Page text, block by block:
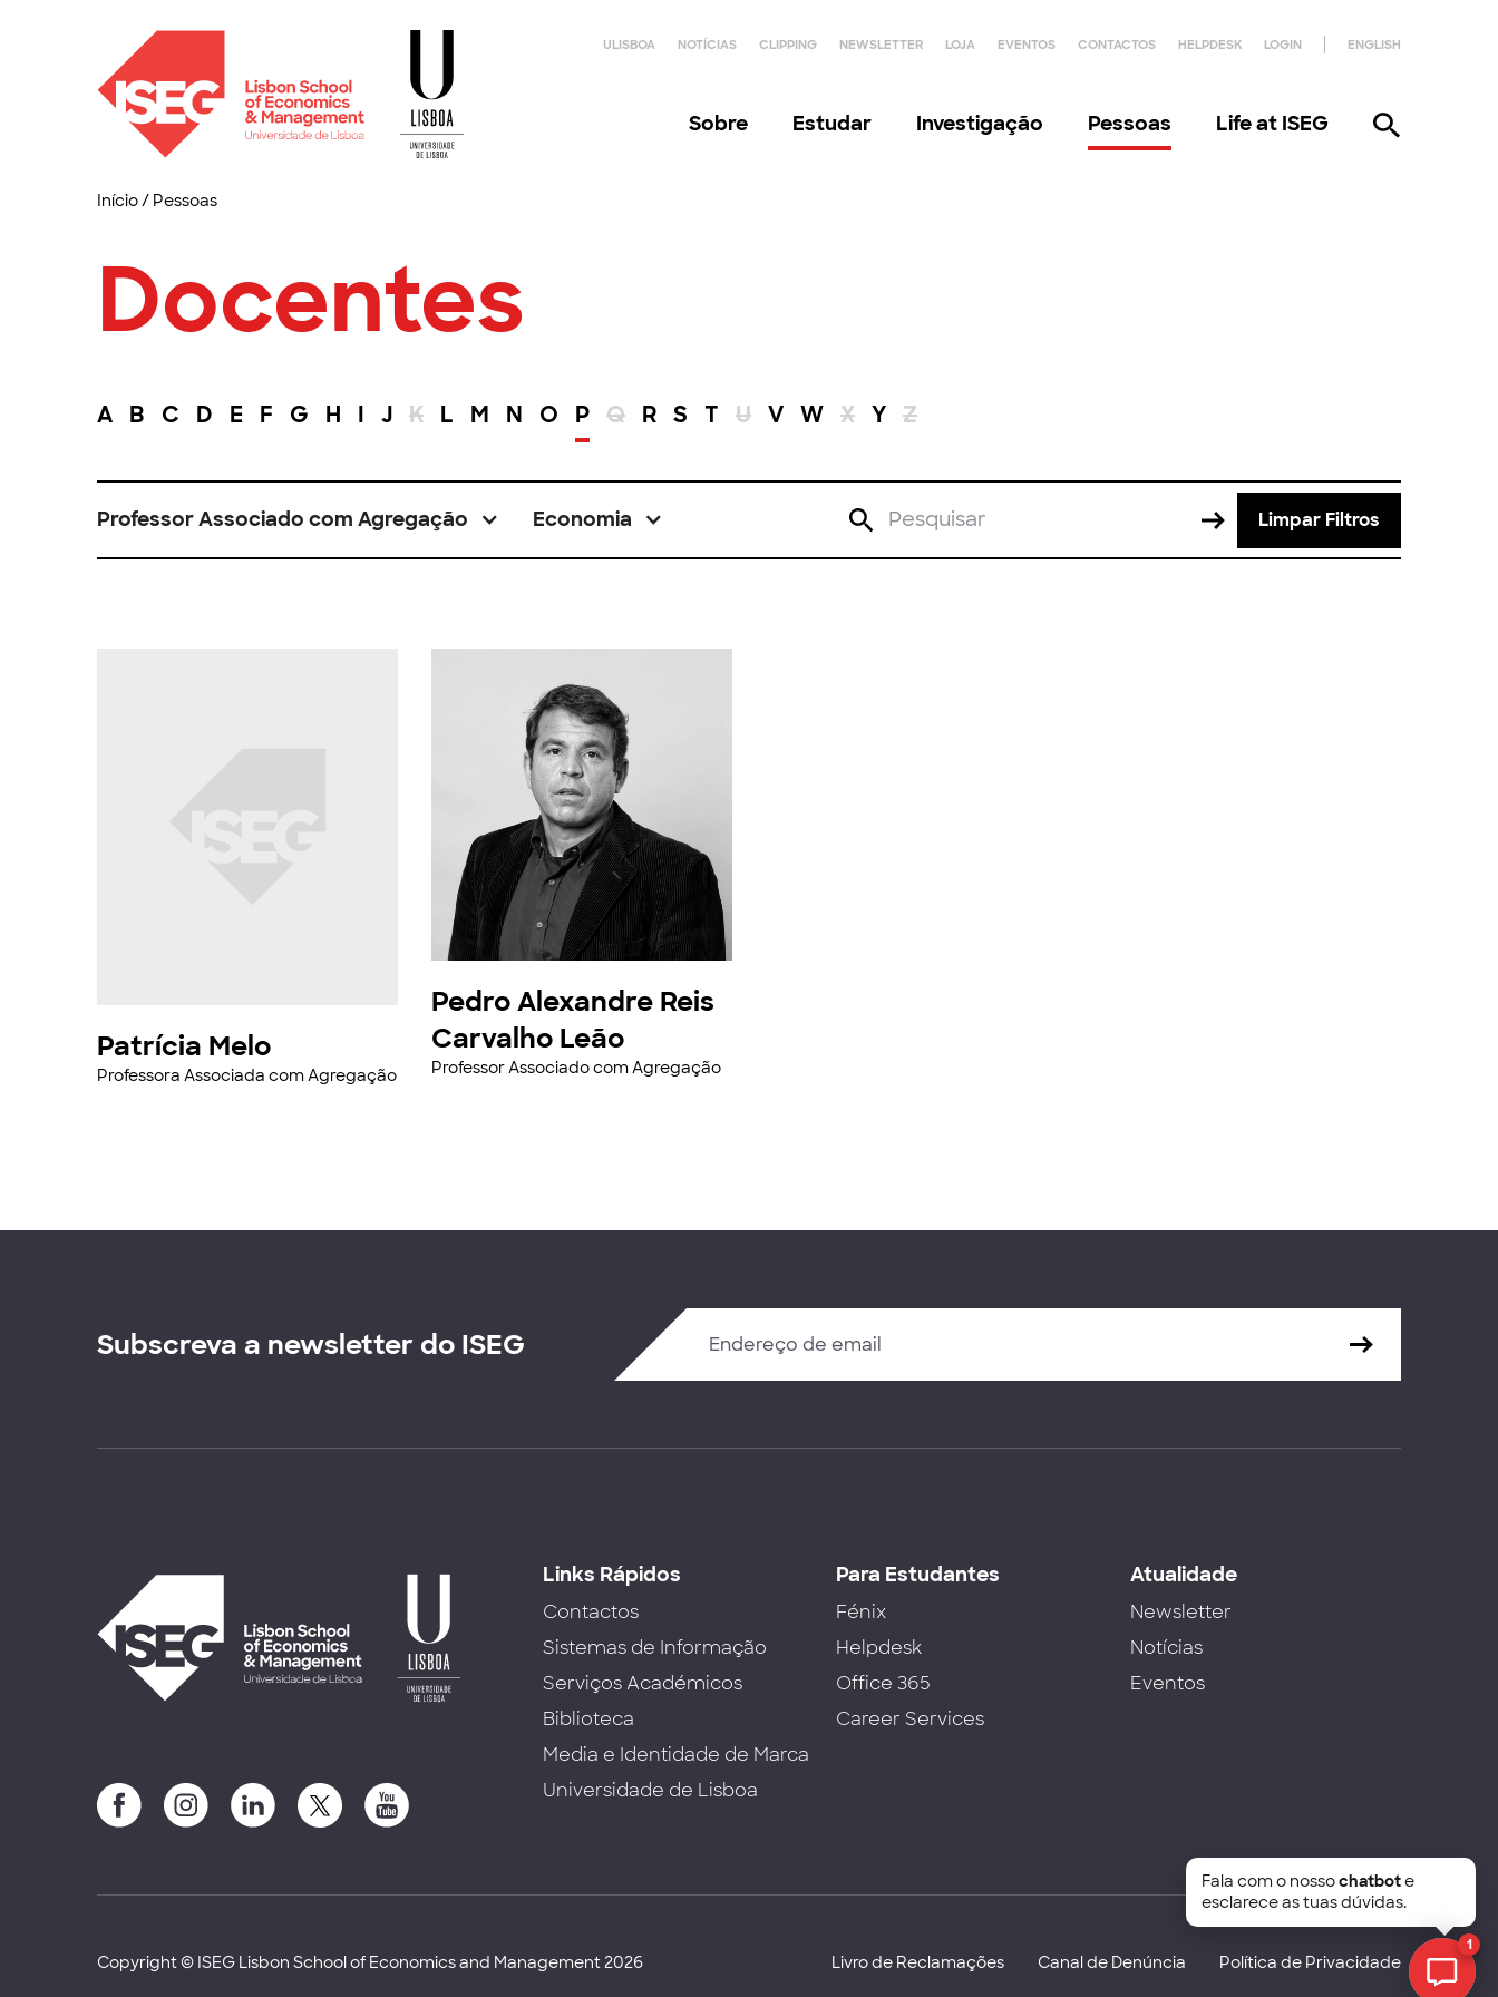
ULISBOA NOTÍCIAS CLIPPING NEWSLETTER LOJA EVENTOS CONTACTOS HELPDESK LOGIN ENGLISH
Sobre Estudar Investigação Pessoas Life at ISEG
Início/ Pessoas
Docentes
A B C D E F G H I J K L M N O P Q R S T U V W X Y Z
Professor Associado com Agregação Economia Limpar Filtros
Patrícia Melo
Professora Associada com Agregação
Pedro Alexandre Reis
Carvalho Leão
Professor Associado com Agregação
Subscreva a newsletter do ISEG
Links Rápidos
Contactos
Sistemas de Informação
Serviços Académicos
Biblioteca
Media e Identidade de Marca
Universidade de Lisboa
Para Estudantes
Fénix
Helpdesk
Office 365
Career Services
Atualidade
Newsletter
Notícias
Eventos
Copyright © ISEG Lisbon School of Economics and Management 2026 Livro de Reclamações Canal de Denúncia Política de Privacidade
1
Fala com o nossochatbote
esclarece as tuas dúvidas.